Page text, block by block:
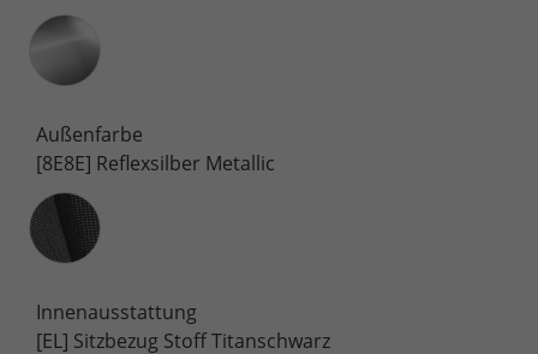
Außenfarbe
[8E8E] Reflexsilber Metallic
Innenausstattung
Innenausstattung
[EL] Sitzbezug Stoff Titanschwarz